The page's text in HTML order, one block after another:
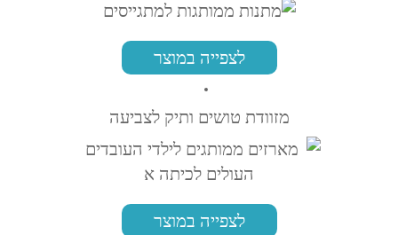
לצפייה במוצר
מזוודת טושים ותיק לצביעה
לצפייה במוצר